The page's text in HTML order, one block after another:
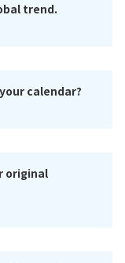
trend.
calendar?
original